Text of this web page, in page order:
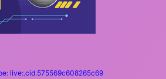
live:.cid.575569c608265c69